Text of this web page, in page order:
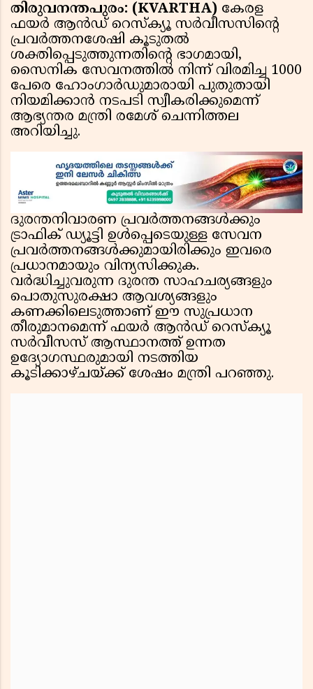
തിരുവനന്തപുരം: (KVARTHA) കേരള
ഫയർ ആൻഡ് റെസ്ക്യൂ സർവീസസിന്റെ
പ്രവർത്തനശേഷി കൂടുതൽ
ശക്തിപ്പെടുത്തുന്നതിന്റെ ഭാഗമായി,
സൈനിക സേവനത്തിൽ നിന്ന് വിരമിച്ച 1000
പേരെ ഹോംഗാർഡുമാരായി പുതുതായി
നിയമിക്കാൻ നടപടി സ്വീകരിക്കുമെന്ന്
ആഭ്യന്തര മന്ത്രി രമേശ് ചെന്നിത്തല
അറിയിച്ചു.
ദുരന്തനിവാരണ പ്രവർത്തനങ്ങൾക്കും
ട്രാഫിക് ഡ്യൂട്ടി ഉൾപ്പെടെയുള്ള സേവന
പ്രവർത്തനങ്ങൾക്കുമായിരിക്കും ഇവരെ
പ്രധാനമായും വിന്യസിക്കുക.
വർദ്ധിച്ചുവരുന്ന ദുരന്ത സാഹചര്യങ്ങളും
പൊതുസുരക്ഷാ ആവശ്യങ്ങളും
കണക്കിലെടുത്താണ് ഈ സുപ്രധാന
തീരുമാനമെന്ന് ഫയർ ആൻഡ് റെസ്ക്യൂ
സർവീസസ് ആസ്ഥാനത്ത് ഉന്നത
ഉദ്യോഗസ്ഥരുമായി നടത്തിയ
കൂടിക്കാഴ്ചയ്ക്ക് ശേഷം മന്ത്രി പറഞ്ഞു.